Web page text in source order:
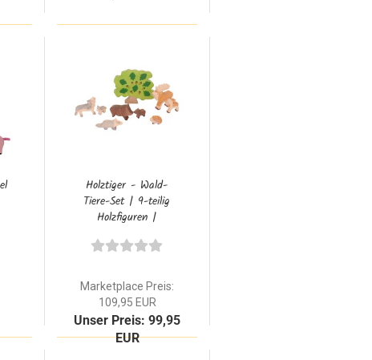
Holztiger - Wald-
Tiere-Set | 9-teilig
Holzfiguren |
Wildschwein, Igel,
Marketplace Preis:
109,95 EUR
Unser Preis: 99,95
EUR